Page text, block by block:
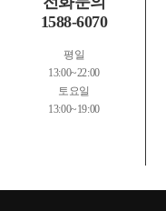
1588-6070
평일
13:00~22:00
토요일
13:00~19:00